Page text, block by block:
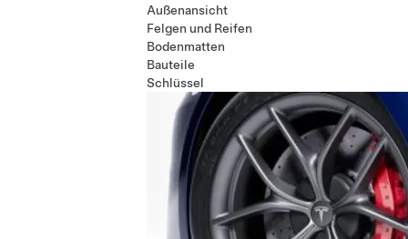
Außenansicht
Felgen und Reifen
Bodenmatten
Bauteile
Schlüssel